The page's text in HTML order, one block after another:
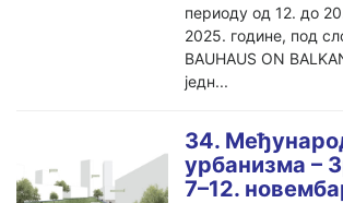
периоду од 12. до
2025. године, под
BAUHAUS ON
једн...
34.
урбанизма –
7–12.